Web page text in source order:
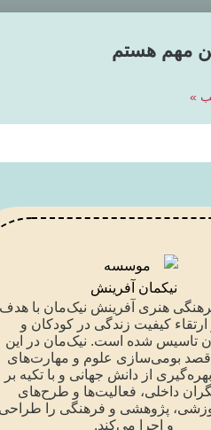
مهم هستم
»
هنری آفرینش نیک‌مان با هدف
کیفیت زندگی در کودکان و
تاسیس شده است. نیک‌مان در این
قصد بومی‌سازی علوم و مهارت‌های
از دانش جهانی و با تکیه بر
داخلی، فعالیت‌ها و طرح‌های
پژوهشی و فرهنگی را طراحی
و اجرا می‌کند.